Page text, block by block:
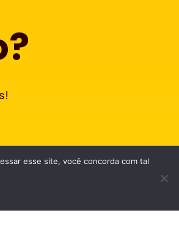
esse site, você concorda com tal